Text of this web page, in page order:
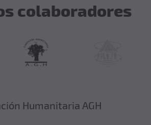
colaboradores
Humanitaria AGH